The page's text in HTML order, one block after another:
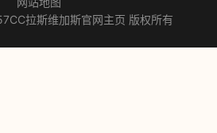
拉斯维加斯官网主页 版权所有